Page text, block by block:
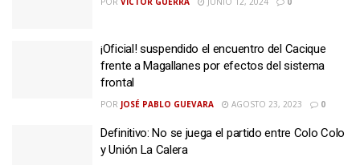
¡Oficial! suspendido el encuentro del Cacique
frente a Magallanes por efectos del sistema
frontal
POR JOSÉ PABLO GUEVARA AGOSTO 23, 2023 0
Definitivo: No se juega el partido entre Colo Colo
y Unión La Calera